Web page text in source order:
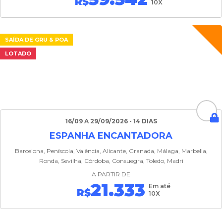
10X
SAÍDA DE GRU & POA
LOTADO
16/09 A 29/09/2026 - 14 DIAS
ESPANHA ENCANTADORA
Barcelona, Peníscola, Valência, Alicante, Granada, Málaga, Marbella,
Ronda, Sevilha, Córdoba, Consuegra, Toledo, Madri
A PARTIR DE
R$21.333 Em até
10X